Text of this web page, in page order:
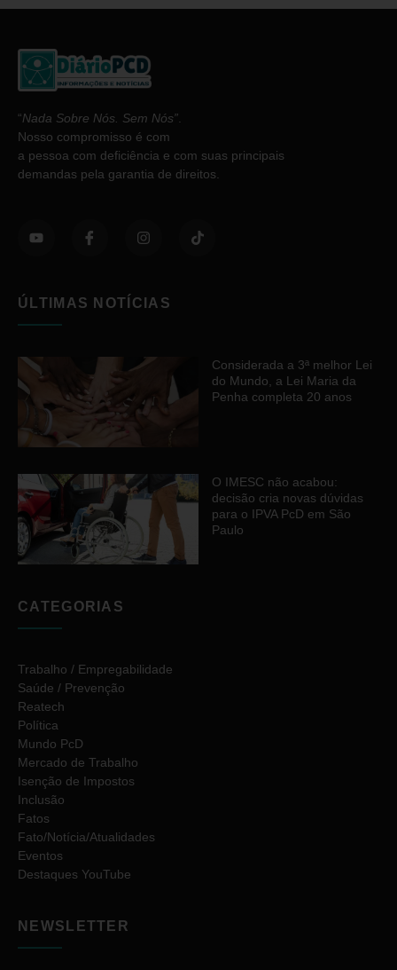
“Nada Sobre Nós. Sem Nós”
Nosso compromisso é com
a pessoa com deficiência e com suas principais
demandas pela garantia de direitos.
ÚLTIMAS NOTÍCIAS
Considerada a 3ª melhor Lei
do Mundo, a Lei Maria da
Penha completa 20 anos
O IMESC não acabou:
decisão cria novas dúvidas
para o IPVA PcD em São
Paulo
CATEGORIAS
Trabalho / Empregabilidade
Saúde / Prevenção
Reatech
Política
Mundo PcD
Mercado de Trabalho
Isenção de Impostos
Inclusão
Fatos
Fato/Notícia/Atualidades
Eventos
Destaques YouTube
NEWSLETTER